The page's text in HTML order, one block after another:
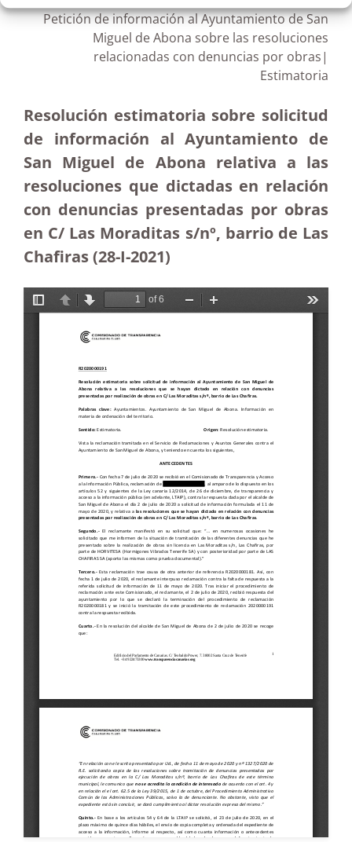
Petición de información al Ayuntamiento de San
Miguel de Abona sobre las resoluciones
relacionadas con denuncias por obras|
Estimatoria
Resolución estimatoria sobre solicitud
de información al Ayuntamiento de
San Miguel de Abona relativa a las
resoluciones que dictadas en relación
con denuncias presentadas por obras
en C/ Las Moraditas s/nº, barrio de Las
Chafiras (28-I-2021)